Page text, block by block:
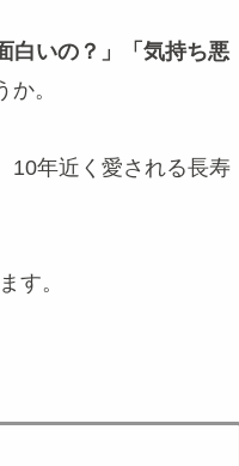
白いの？」「気持ち悪
。
10年近く愛される長寿
す。